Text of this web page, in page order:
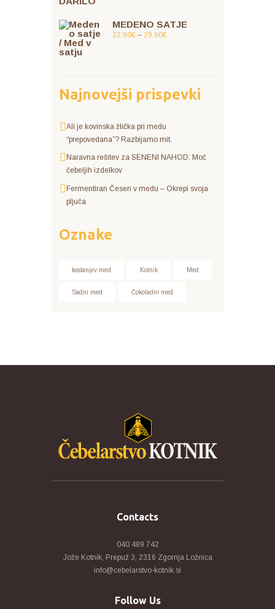
MEDENO SATJE
22.90€ – 29.90€
Najnovejši prispevki
Ali je kovinska žlička pri medu
“prepovedana”? Razbijamo mit.
Naravna rešitev za SENENI NAHOD: Moč
čebeljih izdelkov
Fermentiran Česen v medu – Okrepi svoja
pljuča
Oznake
kostanjev med Kotnik Med
Sadni med Čokoladni med
Contacts
040 489 742
Jože Kotnik, Prepuž 3, 2316 Zgornja Ložnica
info@cebelarstvo-kotnik.si
Follow Us